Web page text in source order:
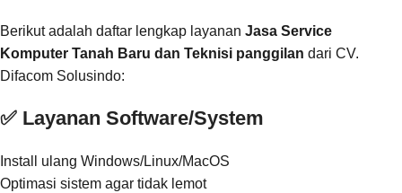
Berikut adalah daftar lengkap layanan Jasa Service
Komputer Tanah Baru dan Teknisi panggilan dari CV.
Difacom Solusindo:
✅ Layanan Software/System
Install ulang Windows/Linux/MacOS
Optimasi sistem agar tidak lemot